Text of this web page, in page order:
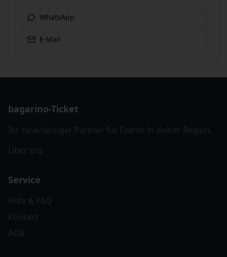
WhatsApp
E-Mail
bagarino-Ticket
Ihr zuverlässiger Partner für Events in deiner Region.
Über uns
Service
Hilfe & FAQ
Kontakt
AGB